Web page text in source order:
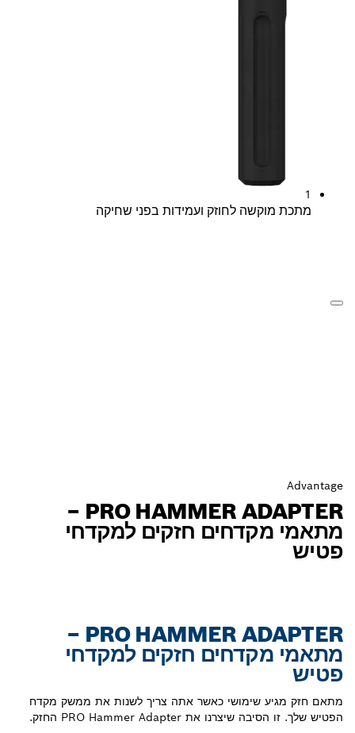
1
מתכת מוקשה לחוזק ועמידות בפני שחיקה
Advantage
PRO HAMMER ADAPTER –
מתאמי מקדחים חזקים למקדחי
פטיש
PRO HAMMER ADAPTER –
מתאמי מקדחים חזקים למקדחי
פטיש
מתאם חזק מגיע שימושי כאשר אתה צריך לשנות את ממשק מקדח
הפטיש שלך. זו הסיבה שיצרנו את PRO Hammer Adapter החזק.